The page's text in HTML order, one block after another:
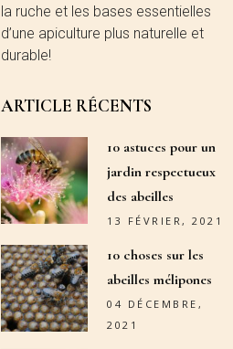
la ruche et les bases essentielles
d’une apiculture plus naturelle et
durable!
ARTICLE RÉCENTS
10 astuces pour un
jardin respectueux
des abeilles
13 FÉVRIER, 2021
10 choses sur les
abeilles mélipones
04 DÉCEMBRE,
2021